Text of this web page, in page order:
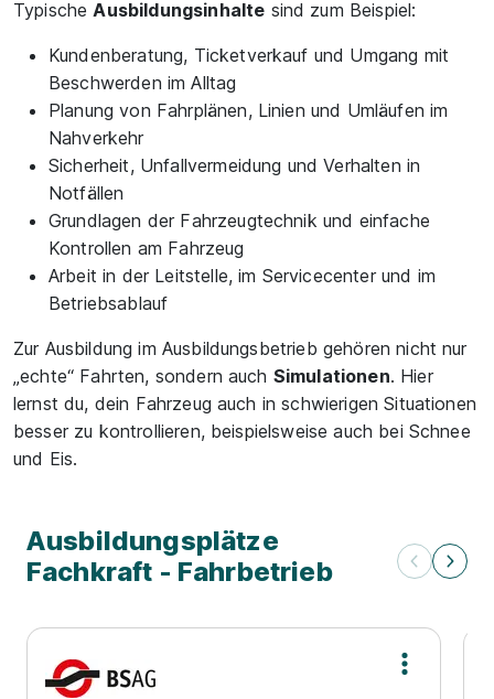
TypischeAusbildungsinhalte sind zum Beispiel:
Kundenberatung, Ticketverkauf und Umgang mit
Beschwerden im Alltag
Planung von Fahrplänen, Linien und Umläufen im
Nahverkehr
Sicherheit, Unfallvermeidung und Verhalten in
Notfällen
Grundlagen der Fahrzeugtechnik und einfache
Kontrollen am Fahrzeug
Arbeit in der Leitstelle, im Servicecenter und im
Betriebsablauf
Zur Ausbildung im Ausbildungsbetrieb gehören nicht nur
„echte“ Fahrten, sondern auch Simulationen. Hier
lernst du, dein Fahrzeug auch in schwierigen Situationen
besser zu kontrollieren, beispielsweise auch bei Schnee
und Eis.
Ausbildungsplätze
Fachkraft - Fahrbetrieb